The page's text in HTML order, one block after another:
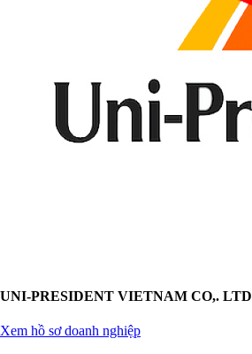
UNI-PRESIDENT VIETNAM CO,. LTD
Xem hồ sơ doanh nghiệp